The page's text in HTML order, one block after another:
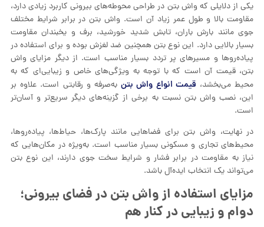
یکی از دلایلی که واش بتن در طراحی محوطه‌های بیرونی کاربرد زیادی دارد،
مقاومت بالا و طول عمر زیاد آن است. واش بتن در برابر شرایط مختلف
جوی مانند بارش باران، تابش شدید خورشید، برف و یخبندان مقاومت
بسیار بالایی دارد. این نوع بتن همچنین ضد لغزش بوده و برای استفاده در
پیاده‌روها و مسیرهای پر تردد بسیار مناسب است. از دیگر مزایای واش
بتن، قیمت آن است که با توجه به ویژگی‌های خاص و زیبایی‌ای که به
محیط می‌بخشد، قیمت انواع واش بتنبه‌صرفه و رقابتی است. علاوه بر
این، نصب واش بتن نسبت به برخی از گزینه‌های دیگر سریع‌تر و آسان‌تر
است.
در نهایت، واش بتن برای فضاهایی مانند پارک‌ها، حیاط‌ها، پیاده‌روها،
محیط‌های تجاری و مسکونی بسیار مناسب است. به‌ویژه در مکان‌هایی که
نیاز به مقاومت در برابر فشار و شرایط سخت جوی دارند، این نوع بتن
می‌تواند یک انتخاب ایده‌آل باشد.
مزایای استفاده از واش بتن در فضای بیرونی؛
دوام و زیبایی در کنار هم